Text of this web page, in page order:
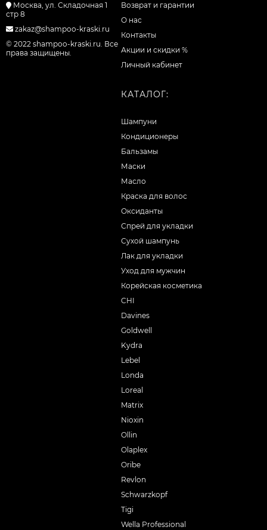
Москва, ул. Складочная 1
стр 8
zakaz@shampoo-kraski.ru
© 2022 shampoo-kraski.ru. Все
права защищены.
Возврат и гарантии
О нас
Контакты
Акции и скидки %
Личный кабинет
КАТАЛОГ:
Шампуни
Кондиционеры
Бальзамы
Маски
Масло
Краска для волос
Оксиданты
Спрей для укладки
Сухой шампунь
Лак для укладки
Уход для мужчин
Корейская косметика
CHI
Davines
Goldwell
Kydra
Lebel
Londa
Loreal
Matrix
Nioxin
Ollin
Olaplex
Oribe
Revlon
Schwarzkopf
Tigi
Wella Professional